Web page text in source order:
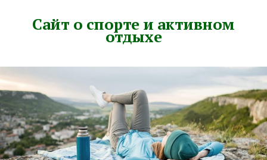
Сайт о спорте и активном
отдыхе